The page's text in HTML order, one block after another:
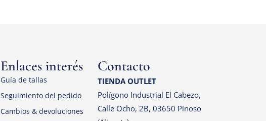
Enlaces interés
Guía de tallas
Seguimiento del pedido
Cambios & devoluciones
Contacto
TIENDA OUTLET
Polígono Industrial El Cabezo,
Calle Ocho, 2B, 03650 Pinoso